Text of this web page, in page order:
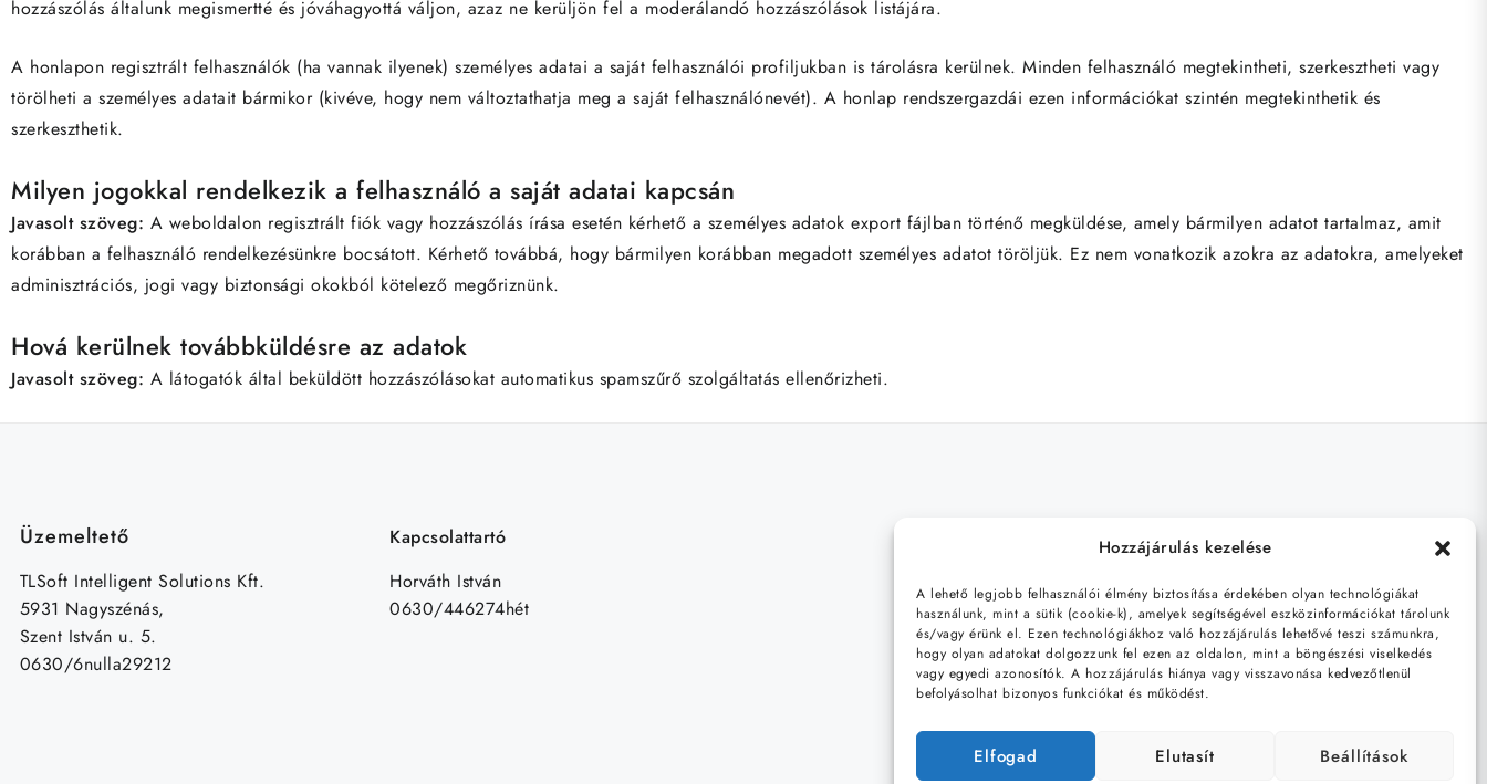
Hozzájárulás kezelése
A lehető legjobb felhasználói élmény biztosítása érdekében olyan technológiákat
használunk, mint a sütik (cookie-k), amelyek segítségével eszközinformációkat tárolunk
és/vagy érünk el. Ezen technológiákhoz való hozzájárulás lehetővé teszi számunkra,
hogy olyan adatokat dolgozzunk fel ezen az oldalon, mint a böngészési viselkedés
vagy egyedi azonosítók. A hozzájárulás hiánya vagy visszavonása kedvezőtlenül
befolyásolhat bizonyos funkciókat és működést.
Elfogad Elutasít Beállítások
hozzászólás általunk megismertté és jóváhagyottá váljon, azaz ne kerüljön fel a moderálandó hozzászólások listájára.
A honlapon regisztrált felhasználók (ha vannak ilyenek) személyes adatai a saját felhasználói profiljukban is tárolásra kerülnek. Minden felhasználó megtekintheti, szerkesztheti vagy
törölheti a személyes adatait bármikor (kivéve, hogy nem változtathatja meg a saját felhasználónevét). A honlap rendszergazdái ezen információkat szintén megtekinthetik és
szerkeszthetik.
Milyen jogokkal rendelkezik a felhasználó a saját adatai kapcsán
Javasolt szöveg: A weboldalon regisztrált fiók vagy hozzászólás írása esetén kérhető a személyes adatok export fájlban történő megküldése, amely bármilyen adatot tartalmaz, amit
korábban a felhasználó rendelkezésünkre bocsátott. Kérhető továbbá, hogy bármilyen korábban megadott személyes adatot töröljük. Ez nem vonatkozik azokra az adatokra, amelyeket
adminisztrációs, jogi vagy biztonsági okokból kötelező megőriznünk.
Hová kerülnek továbbküldésre az adatok
Javasolt szöveg: A látogatók által beküldött hozzászólásokat automatikus spamszűrő szolgáltatás ellenőrizheti.
Üzemeltető
TLSoft Intelligent Solutions Kft.
5931 Nagyszénás,
Szent István u. 5.
0630/6nulla29212
Kapcsolattartó
Horváth István
0630/446274hét